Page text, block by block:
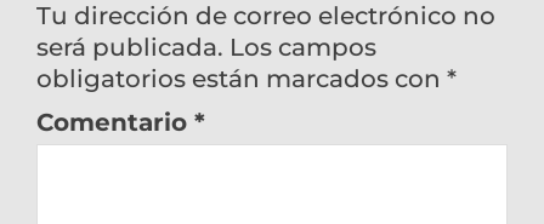
Tu dirección de correo electrónico no
será publicada. Los campos
obligatorios están marcados con *
Comentario *